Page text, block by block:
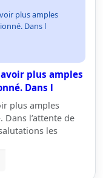
plus amples
Dans l
plus amples
Dans l
plus amples
l’attente de
les